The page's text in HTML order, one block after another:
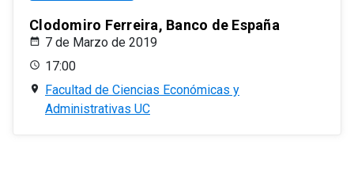
Clodomiro Ferreira, Banco de España
7 de Marzo de 2019
17:00
Facultad de Ciencias Económicas y
Administrativas UC